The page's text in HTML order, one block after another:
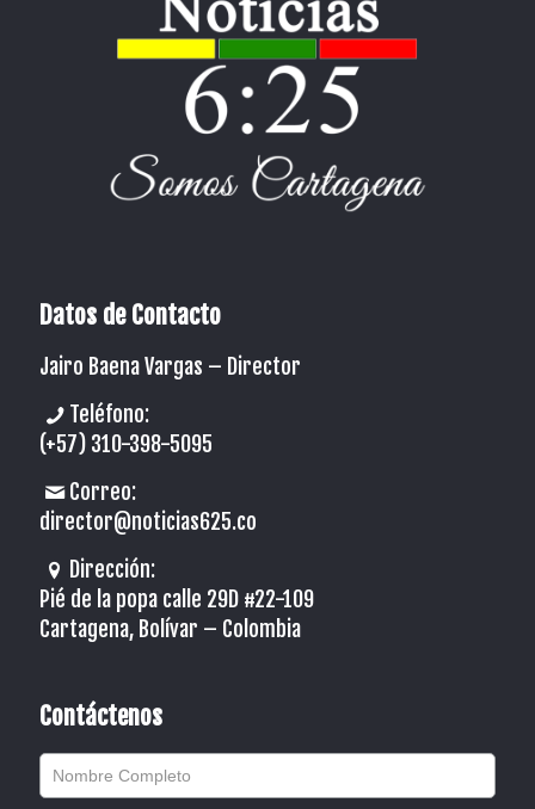
Datos de Contacto
Jairo Baena Vargas – Director
Teléfono:
(+57) 310-398-5095
Correo:
director@noticias625.co
Dirección:
Pié de la popa calle 29D #22-109
Cartagena, Bolívar – Colombia
Contáctenos